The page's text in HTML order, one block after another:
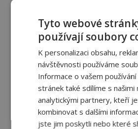
Tyto webové
používají soubory
K personalizaci obsahu,
návštěvnosti používáme
Informace o vašem používání
stránek také sdílíme s našimi
analytickými partnery, kteří
kombinovat s dalšími
jste jim poskytli nebo které